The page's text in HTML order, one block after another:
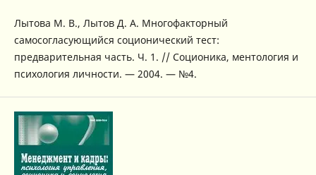
Лытова М. В., Лытов Д. А. Многофакторный
самосогласующийся соционический тест:
предварительная часть. Ч. 1. // Соционика, ментология и
психология личности. — 2004. — №4.